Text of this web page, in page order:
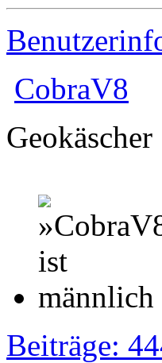
CobraV8
Geokäscher
Beiträge: